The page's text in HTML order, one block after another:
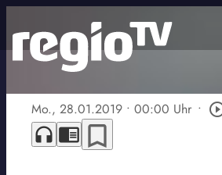
Mo., 28.01.2019 • 00:00 Uhr •
headphones chrome_reader_mode bookmark_border